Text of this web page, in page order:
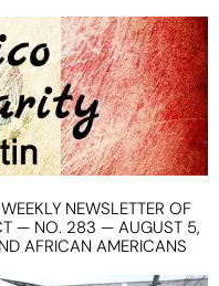
NEWSLETTER OF
— NO. 283 — AUGUST 5,
AFRICAN AMERICANS